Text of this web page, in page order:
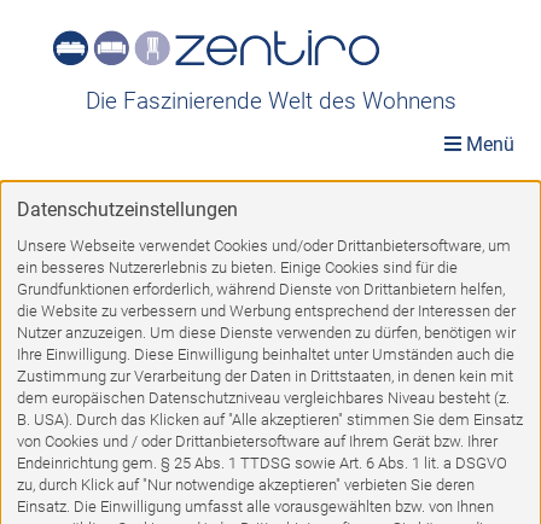
Die Faszinierende Welt des Wohnens
Menü
Polsterbänke
1 2 3 4 VORWÄRTS
%
Datenschutzeinstellungen
Unsere Webseite verwendet Cookies und/oder Drittanbietersoftware, um
ein besseres Nutzererlebnis zu bieten. Einige Cookies sind für die
Grundfunktionen erforderlich, während Dienste von Drittanbietern helfen,
die Website zu verbessern und Werbung entsprechend der Interessen der
Nutzer anzuzeigen. Um diese Dienste verwenden zu dürfen, benötigen wir
Ihre Einwilligung. Diese Einwilligung beinhaltet unter Umständen auch die
Zustimmung zur Verarbeitung der Daten in Drittstaaten, in denen kein mit
dem europäischen Datenschutzniveau vergleichbares Niveau besteht (z.
B. USA). Durch das Klicken auf "Alle akzeptieren" stimmen Sie dem Einsatz
von Cookies und / oder Drittanbietersoftware auf Ihrem Gerät bzw. Ihrer
Endeinrichtung gem. § 25 Abs. 1 TTDSG sowie Art. 6 Abs. 1 lit. a DSGVO
zu, durch Klick auf "Nur notwendige akzeptieren" verbieten Sie deren
Einsatz. Die Einwilligung umfasst alle vorausgewählten bzw. von Ihnen